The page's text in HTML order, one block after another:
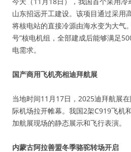
山东招远开工建设。该项目通过采用
将核电站的直接冷源由海水变为大气
号”核电机组，全部建成后能够满足
电需求。
国产商用飞机亮相迪拜航展
当地时间11月17日，2025迪拜航展
际机场拉开帷幕。我国2架C919飞机
加航展现场的静态展示和飞行表演。
内蒙古阿拉善盟冬季骆驼转场开启